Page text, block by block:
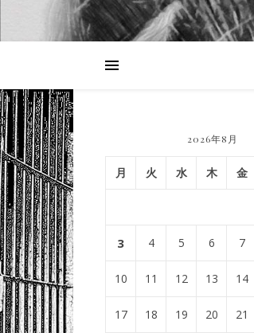
2026年8月
月 火 水 木 金
3 4 5 6 7
10 11 12 13 14
17 18 19 20 21